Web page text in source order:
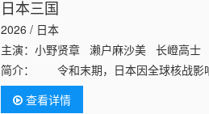
日本三国
2026 / 日本
主演：小野贤章 濑户麻沙美 长嶝高
简介：
令和末期，日本因全球核战影
荒接连发生，引发民众暴动，国家体制崩
期，并分裂为“大和”“武
查看详情